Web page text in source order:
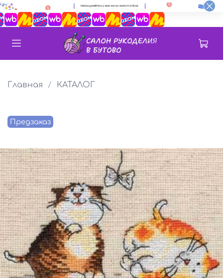
Главная КАТАЛОГ
Предзаказ